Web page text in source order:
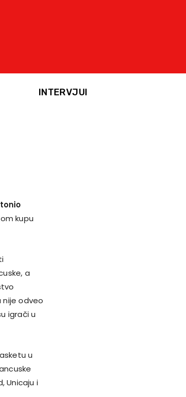
INTERVJUI
kupu
a
odveo
igrači u
u
Unicaju i